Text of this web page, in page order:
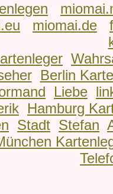
miomai.de
Berlin
Liebe
Hamburg
Stadt Stefan